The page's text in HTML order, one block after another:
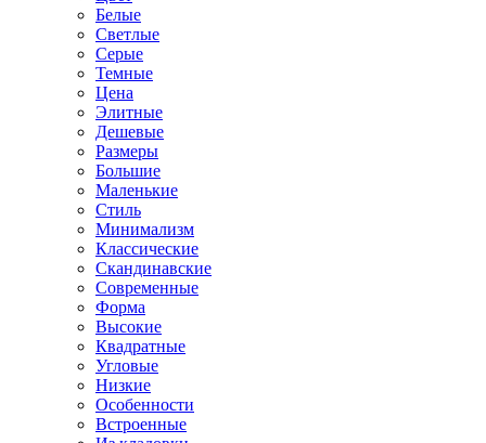
Белые
Светлые
Серые
Темные
Цена
Элитные
Дешевые
Размеры
Большие
Маленькие
Стиль
Минимализм
Классические
Скандинавские
Современные
Форма
Высокие
Квадратные
Угловые
Низкие
Особенности
Встроенные